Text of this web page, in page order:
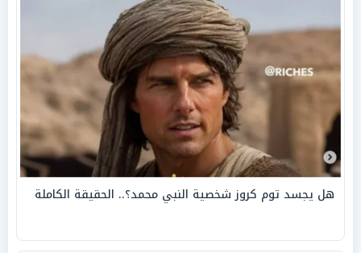
هل يجسد توم كروز شخصية النبي محمد؟.. الحقيقة الكاملة